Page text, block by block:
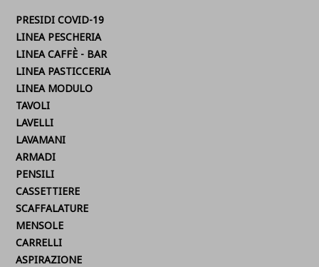
PRESIDI COVID-19
LINEA PESCHERIA
LINEA CAFFÈ - BAR
LINEA PASTICCERIA
LINEA MODULO
TAVOLI
LAVELLI
LAVAMANI
ARMADI
PENSILI
CASSETTIERE
SCAFFALATURE
MENSOLE
CARRELLI
ASPIRAZIONE